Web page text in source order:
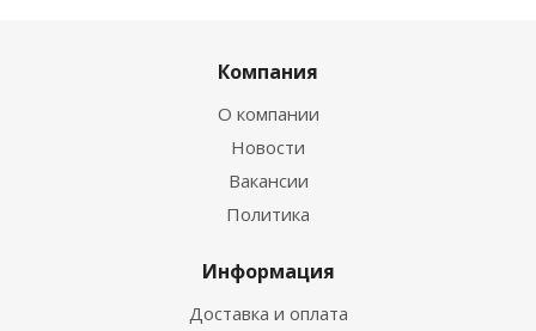
Компания
О компании
Новости
Вакансии
Политика
Информация
Доставка и оплата